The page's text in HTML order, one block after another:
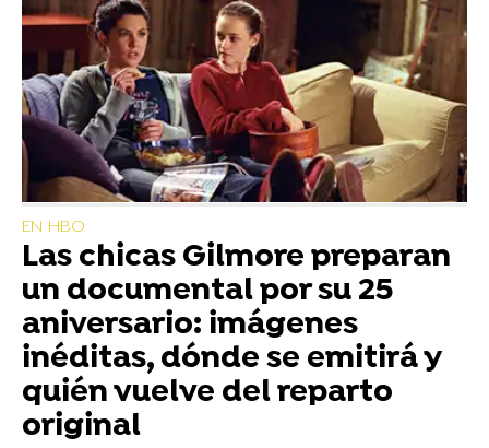
EN HBO
Las chicas Gilmore preparan
un documental por su 25
aniversario: imágenes
inéditas, dónde se emitirá y
quién vuelve del reparto
original